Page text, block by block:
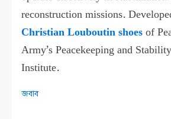
reconstruction missions.
Christian Louboutin shoesof
Army’s Peacekeeping and
Institute.
জবাব